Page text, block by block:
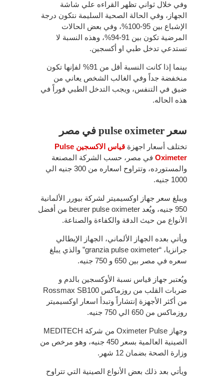
وفي خلال ثواني تظهر القراءه علي شاشة
الجهاز، وفي الحالة الصحية السليمة نتكون درجة
الإشباع بين 95-100%، وفي بعض الحالات
المرضية تكون بين 91-94%، وهذه النسبة لا
تستدعي تدخل طبي او أكسجين.
بينما إذا كانت النسبة أقل من 91% لفإنها تكون
منخفضة جداً وفي الغالب الشخص يعاني من
ضيق في التنفس، ويجب التدخل الطبي فوراً في
هذه الحاله.
سعر pulse oximeter في مصر
تختلف أسعار اجهزة
قياس الاكسجين Pulse
Oximeter في مصر، حسب الشركة المصنعة
والمستورده، وتتراوح اسعاره من 300 جنيه الي
1000 جنيه.
ويبلغ سعر جهاز اوكسيميتر لشركة بيورر الألمانية
950 جنيه، ويُعد beurer pulse oximeter من أفضل
الأنواع من حيث الدقة والكفاءة والصناعة.
ويأتي بعده الجهاز الألماني، الجهاز الإيطالي
جرانزيا، “granzia pulse oximeter” والذي يبلغ
سعره في مصر بين 650 و 750 جنيه.
ويُعتبر جهاز قياس نسبة الأوكسجين بالدم و
ضربات القلب من روزماكس Rossmax SB100
من أكثر الأجهزة إنتشاراً وتبدأ اسعار اوكسيميتر
روزماكس من 650 الي 750 جنيه.
وجهاز Oximeter Pulse من شركة MEDITECH
الصينية العالمية بسعر 450 جنيه، وهو مرخص من
وزارة الصحة بضمان 12 شهر.
ويأتي بعد ذلك بعض الأنواع الصينية التي تتراوح